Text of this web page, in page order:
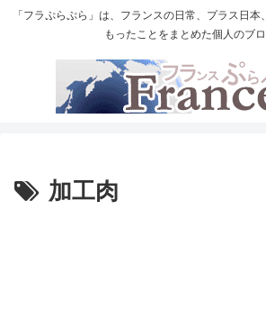
「フラぷらぷら」は、フランスの日常、プラス日
もったことをまとめた個人のブ
加工肉